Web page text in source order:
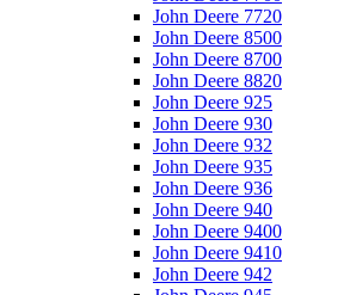
John Deere 7720
John Deere 8500
John Deere 8700
John Deere 8820
John Deere 925
John Deere 930
John Deere 932
John Deere 935
John Deere 936
John Deere 940
John Deere 9400
John Deere 9410
John Deere 942